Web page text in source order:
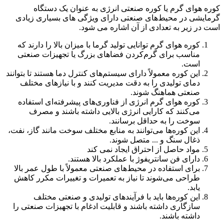
کوره‌ هوای گرم یا کوره‌ صنعتی انرژی به عنوان یک دستگاه
گرمایشی در محیط‌های صنعتی دارای ویژگی های بسیاری زیادی
است در زیر به تعدادی از آن اشاره می شود.
کوره هوای گرم توانایی تولید گرما با میزان بالا را دارند که
مناسب برای گرم‌کردن فضاهای بزرگ یا تجهیزات صنعتی
است.
این کوره‌ معمولاً دارای سیستم‌های کنترل دما هستند تا بتوانند
دمای تولیدی را به دقت مدیریت کنند و با نیازهای مختلف
صنعتی هماهنگ شوند.
کوره‌ هوای گرم انرژی از فناوری‌های پیشرفته‌ای استفاده
می‌کنند که کارایی انرژی بالایی داشته باشند و مصرف
سوخت را به حداقل برسانند.
این کوره‌ها می‌توانند به منابع مختلف سوخت مانند گاز، نفت،
ذغال سنگ و ... متصل شوند.
مواد حاصل از احتراق ایجاد نمی کند
دارای فن سانتریفوژ با عملکرد بالا هستند.
برای استفاده در محیط‌های صنعتی معمولاً با طول عمر بالا
طراحی می‌شوند تا نیاز به تعمیرات و تغییرات مکرر کاهش
یابد.
این کوره‌ها باید با فرآیندهای تولیدی و صنعتی مختلف
سازگاری داشته باشند و قابلیت ادغام با تجهیزات صنعتی را
داشته باشند.